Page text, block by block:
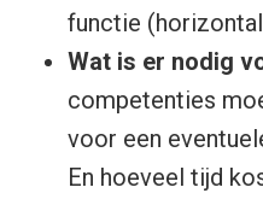
functie
Wat is er nodig
competenties
voor een
En hoeveel tijd